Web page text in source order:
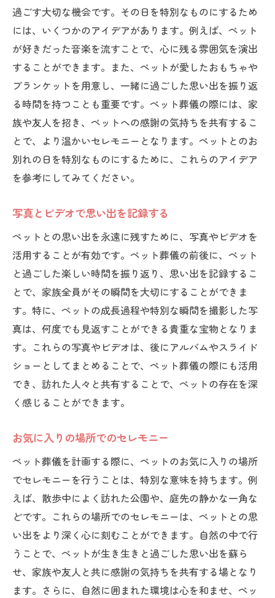
ペットの好きだった音楽を流す
ペットと過ごした日々を語る
家族や友人と共に共有する思い出
ペットへの手紙を読み上げる
シンプルで心温まる式を計画
ペット葬儀という大切な時間で心の整理をする
心の中にある感情を整理する方法
ペットとの思い出を振り返る
悲しみを共有し癒す時間
ペットの存在を心に刻む
専門家のサポートを受ける利点
ペット葬儀を通じて家族との絆を再確認する
家族団結の重要性を理解する
一緒に過ごした思い出を語り合う
家族全員で感謝の気持ちを共有
ペットとの思い出を未来へ繋げる
大切な時間を一緒に過ごす意義
絆を深めるためのコミュニケーション
専門家のサポートでペット葬儀を心温まるもの
専門家が提供する心強いサポート
ペット葬儀のプロに相談する利点
感情を整理するためのカウンセリング
ペット葬儀の流れを知る
心に寄り添うプランの選び方
ペット葬儀のセレモニーで思い出を共有し感謝
の気持ちを表す
過ごす大切な機会です。その日を特別なものにするため
には、いくつかのアイデアがあります。例えば、ペット
が好きだった音楽を流すことで、心に残る雰囲気を演出
することができます。また、ペットが愛したおもちゃや
ブランケットを用意し、一緒に過ごした思い出を振り返
る時間を持つことも重要です。ペット葬儀の際には、家
族や友人を招き、ペットへの感謝の気持ちを共有するこ
とで、より温かいセレモニーとなります。ペットとのお
別れの日を特別なものにするために、これらのアイデア
を参考にしてみてください。
写真とビデオで思い出を記録する
ペットとの思い出を永遠に残すために、写真やビデオを
活用することが有効です。ペット葬儀の前後に、ペット
と過ごした楽しい時間を振り返り、思い出を記録するこ
とで、家族全員がその瞬間を大切にすることができま
す。特に、ペットの成長過程や特別な瞬間を撮影した写
真は、何度でも見返すことができる貴重な宝物となりま
す。これらの写真やビデオは、後にアルバムやスライド
ショーとしてまとめることで、ペット葬儀の際にも活用
でき、訪れた人々と共有することで、ペットの存在を深
く感じることができます。
お気に入りの場所でのセレモニー
ペット葬儀を計画する際に、ペットのお気に入りの場所
でセレモニーを行うことは、特別な意味を持ちます。例
えば、散歩中によく訪れた公園や、庭先の静かな一角な
どです。これらの場所でのセレモニーは、ペットとの思
い出をより深く心に刻むことができます。自然の中で行
うことで、ペットが生き生きと過ごした思い出を蘇ら
せ、家族や友人と共に感謝の気持ちを共有する場となり
ます。さらに、自然に囲まれた環境は心を和ませ、ペッ